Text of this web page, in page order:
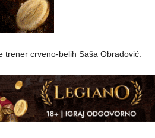
crveno-belih Saša Obradović.